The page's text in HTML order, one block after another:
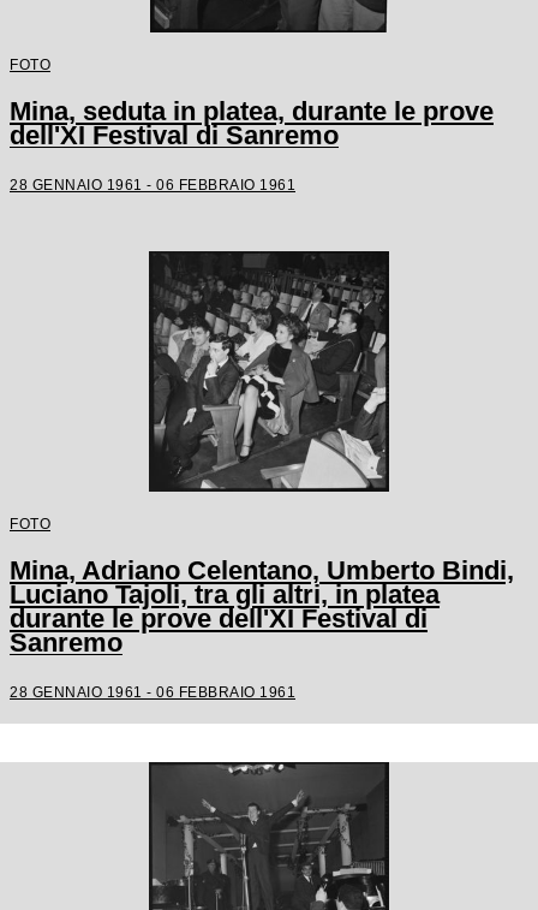
FOTO
Mina, seduta in platea, durante le prove
dell'XI Festival di Sanremo
28 GENNAIO 1961 - 06 FEBBRAIO 1961
FOTO
Mina, Adriano Celentano, Umberto Bindi,
Luciano Tajoli, tra gli altri, in platea
durante le prove dell'XI Festival di
Sanremo
28 GENNAIO 1961 - 06 FEBBRAIO 1961